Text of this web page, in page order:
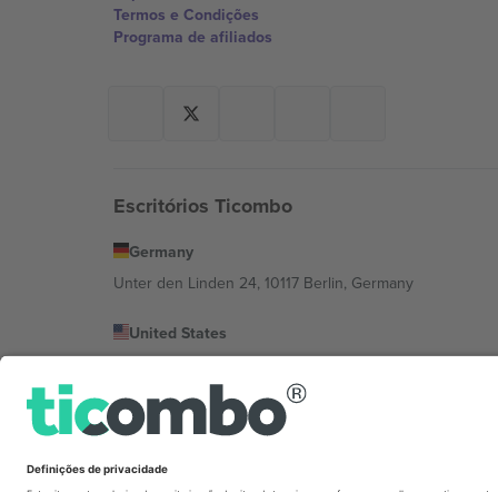
Termos e Condições
Programa de afiliados
Escritórios Ticombo
Germany
Unter den Linden 24, 10117 Berlin, Germany
United States
131 Continental Dr, Suite 305, Newark, Delaware 19713,
Bulgaria